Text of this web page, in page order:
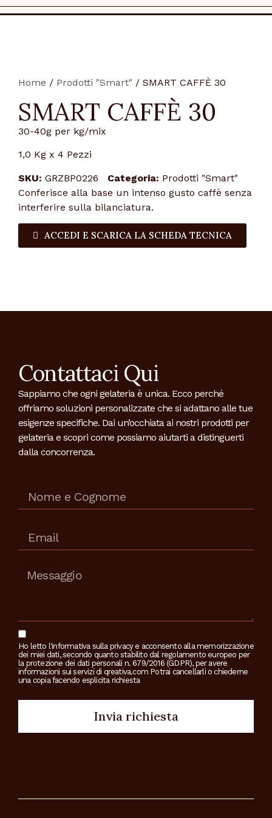
Home / Prodotti "Smart" / SMART CAFFÈ 30
SMART CAFFÈ 30
30-40g per kg/mix
1,0 Kg x 4 Pezzi
SKU: GRZBP0226 Categoria: Prodotti "Smart"
Conferisce alla base un intenso gusto caffè senza
interferire sulla bilanciatura.
ACCEDI E SCARICA LA SCHEDA TECNICA
Contattaci Qui
Sappiamo che ogni gelateria è unica. Ecco perché
offriamo soluzioni personalizzate che si adattano alle tue
esigenze specifiche. Dai un’occhiata ai nostri prodotti per
gelateria e scopri come possiamo aiutarti a distinguerti
dalla concorrenza.
Ho letto l'informativa sulla privacy e acconsento alla memorizzazione
dei miei dati, secondo quanto stabilito dal regolamento europeo per
la protezione dei dati personali n. 679/2016 (GDPR), per avere
informazioni sui servizi di qreativa.com Potrai cancellarli o chiederne
una copia facendo esplicita richiesta
Invia richiesta